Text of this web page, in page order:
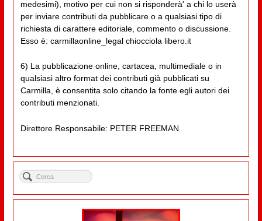
medesimi), motivo per cui non si risponderà' a chi lo userà
per inviare contributi da pubblicare o a qualsiasi tipo di
richiesta di carattere editoriale, commento o discussione.
Esso è: carmillaonline_legal chiocciola libero.it
6) La pubblicazione online, cartacea, multimediale o in
qualsiasi altro format dei contributi già pubblicati su
Carmilla, è consentita solo citando la fonte egli autori dei
contributi menzionati.
Direttore Responsabile: PETER FREEMAN